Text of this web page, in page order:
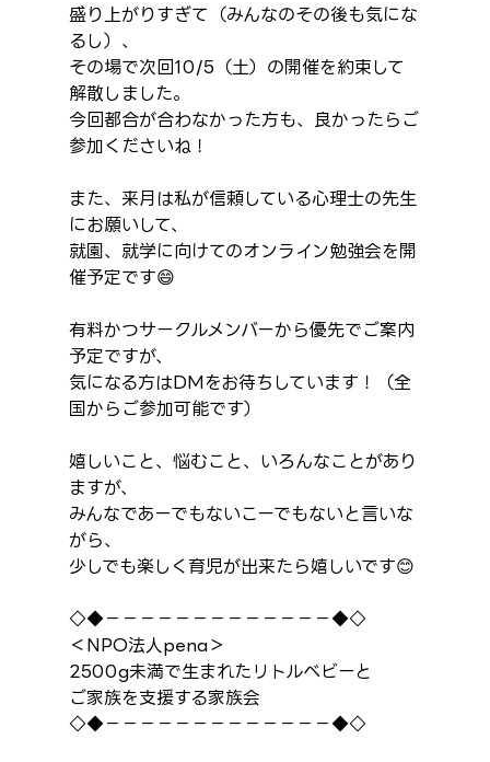
盛り上がりすぎて（みんなのその後も気にな
るし）、
その場で次回10/5（土）の開催を約束して
解散しました。
今回都合が合わなかった方も、良かったらご
参加くださいね！
また、来月は私が信頼している心理士の先生
にお願いして、
就園、就学に向けてのオンライン勉強会を開
催予定です😄
有料かつサークルメンバーから優先でご案内
予定ですが、
気になる方はDMをお待ちしています！（全
国からご参加可能です）
嬉しいこと、悩むこと、いろんなことがあり
ますが、
みんなであーでもないこーでもないと言いな
がら、
少しでも楽しく育児が出来たら嬉しいです😊
◇◆－－－－－－－－－－－－－◆◇
＜NPO法人pena＞
2500g未満で生まれたリトルベビーと
ご家族を支援する家族会
◇◆－－－－－－－－－－－－－◆◇